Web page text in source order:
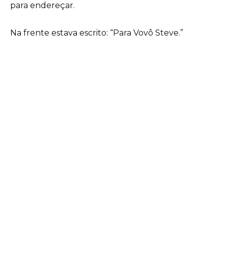
para endereçar.
Na frente estava escrito: “Para Vovô Steve.”